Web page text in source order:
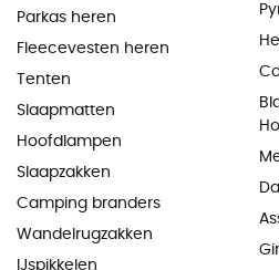
Parkas heren
Fleecevesten heren
Tenten
Slaapmatten
Hoofdlampen
Slaapzakken
Camping branders
Wandelrugzakken
IJspikkelen